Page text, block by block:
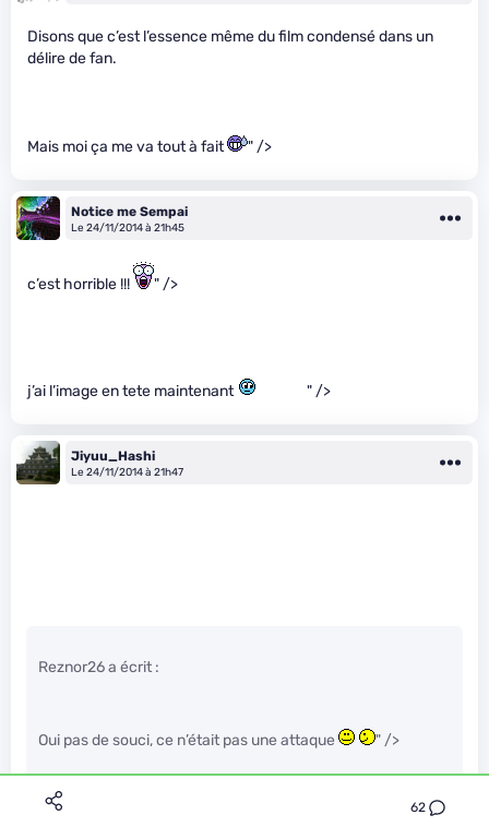
62
Disons que c’est l’essence même du film condensé dans un
délire de fan.
Mais moi ça me va tout à fait " />
Notice me Sempai
Le 24/11/2014 à 21h45
c’est horrible !!! " />
j’ai l’image en tete maintenant " />
Jiyuu_Hashi
Le 24/11/2014 à 21h47
Reznor26 a écrit :
Oui pas de souci, ce n’était pas une attaque " />